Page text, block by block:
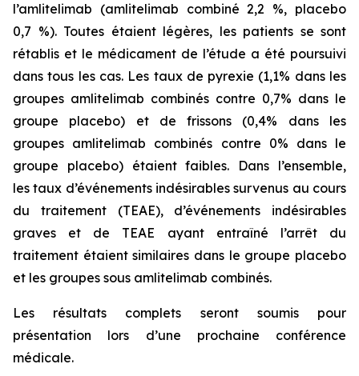
l’amlitelimab (amlitelimab combiné 2,2 %, placebo
0,7 %). Toutes étaient légères, les patients se sont
rétablis et le médicament de l’étude a été poursuivi
dans tous les cas. Les taux de pyrexie (1,1% dans les
groupes amlitelimab combinés contre 0,7% dans le
groupe placebo) et de frissons (0,4% dans les
groupes amlitelimab combinés contre 0% dans le
groupe placebo) étaient faibles. Dans l’ensemble,
les taux d’événements indésirables survenus au cours
du traitement (TEAE), d’événements indésirables
graves et de TEAE ayant entraîné l’arrêt du
traitement étaient similaires dans le groupe placebo
et les groupes sous amlitelimab combinés.
Les résultats complets seront soumis pour
présentation lors d’une prochaine conférence
médicale.